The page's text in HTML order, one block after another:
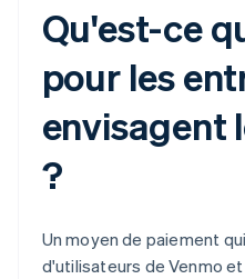
Qu'est-ce
pour les
envisagent
?
Un moyen de paiement
d'utilisateurs de Venmo